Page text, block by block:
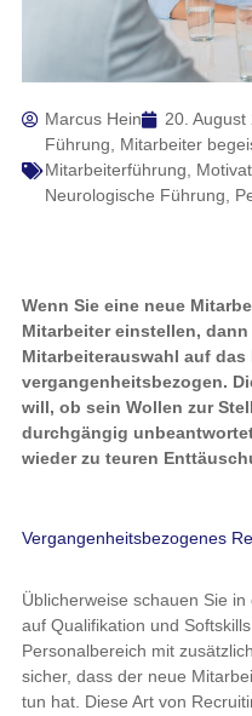
Marcus Hein
20. August
Führung
Mitarbeiter
Mitarbeiterführung
Neurologische Führung
Wenn Sie eine neue
Mitarbeiter einstellen,
Mitarbeiterauswahl auf das
vergangenheitsbezogen.
will, ob sein Wollen zur
durchgängig
wieder zu teuren
Vergangenheitsbezogenes
Üblicherweise schauen Sie
auf Qualifikation und
Personalbereich mit
sicher, dass der neue
tun hat. Diese Art von